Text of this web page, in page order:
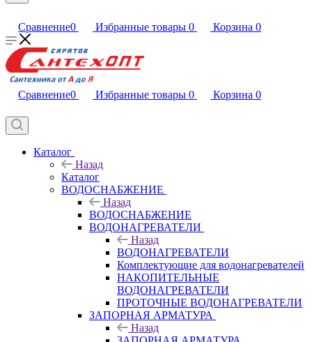
Сравнение0 Избранные товары 0 Корзина 0
Сравнение0 Избранные товары 0 Корзина 0
Каталог
Назад
Каталог
ВОДОСНАБЖЕНИЕ
Назад
ВОДОСНАБЖЕНИЕ
ВОДОНАГРЕВАТЕЛИ
Назад
ВОДОНАГРЕВАТЕЛИ
Комплектующие для водонагревателей
НАКОПИТЕЛЬНЫЕ
ВОДОНАГРЕВАТЕЛИ
ПРОТОЧНЫЕ ВОДОНАГРЕВАТЕЛИ
ЗАПОРНАЯ АРМАТУРА
Назад